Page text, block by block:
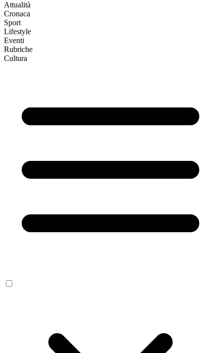
Attualità
Cronaca
Sport
Lifestyle
Eventi
Rubriche
Cultura